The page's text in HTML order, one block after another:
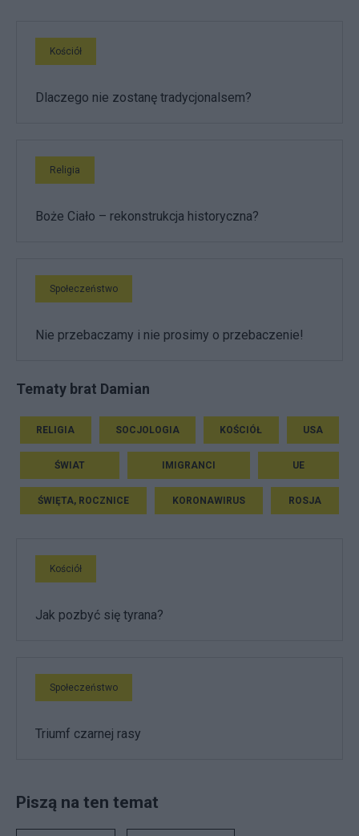
Kościół
Dlaczego nie zostanę tradycjonalsem?
Religia
Boże Ciało – rekonstrukcja historyczna?
Społeczeństwo
Nie przebaczamy i nie prosimy o przebaczenie!
Tematy brat Damian
RELIGIA SOCJOLOGIA KOŚCIÓŁ USA
ŚWIAT IMIGRANCI UE
ŚWIĘTA, ROCZNICE KORONAWIRUS ROSJA
Kościół
Jak pozbyć się tyrana?
Społeczeństwo
Triumf czarnej rasy
Piszą na ten temat